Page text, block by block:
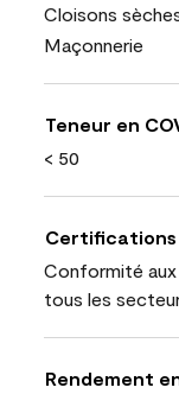
Cloisons
Maçonnerie
Teneur en
< 50
Conformité aux
tous les
Rendement